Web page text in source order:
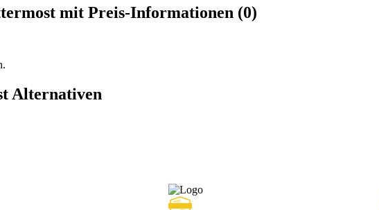
mit Preis-Informationen (0)
Alternativen